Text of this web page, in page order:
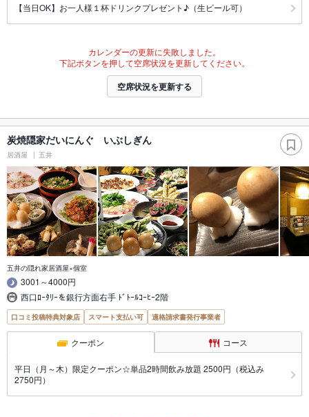
【当日OK】お一人様１杯ドリンクプレゼント♪（生ビール可）
カレンダーの更新に失敗しました。
下記ボタンを押して空席状況を更新してください。
空席状況を更新する
炭焼隠家だいにんぐ いぶしぎん
居酒屋 五井
五井の隠れ家居酒屋×個室
3001～4000円
西口ﾛｰﾀﾘｰを銀行方面右手 ﾄﾞﾄｰﾙｺｰﾋｰ2階
口コミ投稿特典対象店 スマート支払い可 適格請求書発行事業者
クーポン コース
平日（月～木）限定クーポン☆単品2時間飲み放題 2500円（税込み
2750円）